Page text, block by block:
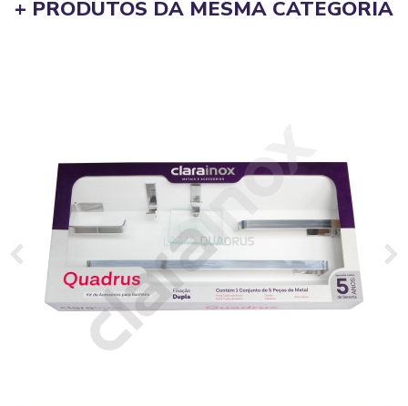
+ PRODUTOS DA MESMA CATEGORIA